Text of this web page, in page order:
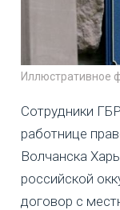
Иллюстративное
Сотрудники
работнице
Волчанска
российской
договор с